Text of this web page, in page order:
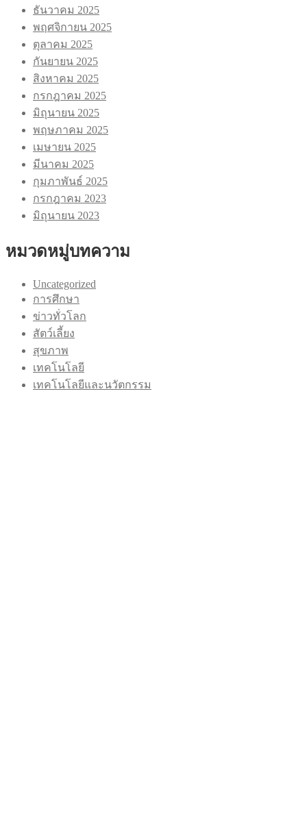
ธันวาคม 2025
พฤศจิกายน 2025
ตุลาคม 2025
กันยายน 2025
สิงหาคม 2025
กรกฎาคม 2025
มิถุนายน 2025
พฤษภาคม 2025
เมษายน 2025
มีนาคม 2025
กุมภาพันธ์ 2025
กรกฎาคม 2023
มิถุนายน 2023
หมวดหมู่บทความ
Uncategorized
การศึกษา
ข่าวทั่วโลก
สัตว์เลี้ยง
สุขภาพ
เทคโนโลยี
เทคโนโลยีและนวัตกรรม